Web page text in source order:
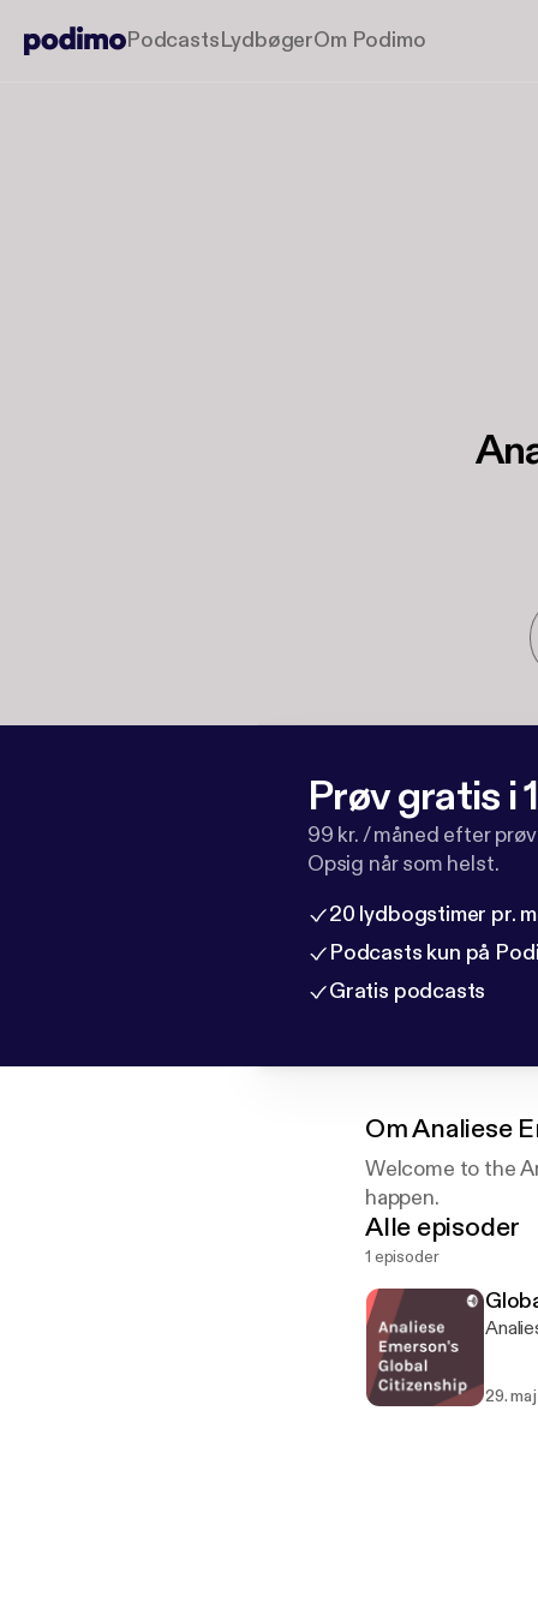
PodcastsLydbøgerOm Podimo
Prøv gratis i
99 kr. / måned efter
Opsig når som helst.
20 lydbogstimer pr.
Podcasts kun på
Gratis podcasts
OmAnaliese
Welcome to the
happen.
Alle episoder
1 episoder
29.